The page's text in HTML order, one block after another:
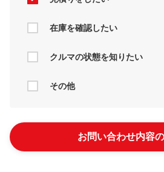
在庫を確認したい
クルマの状態を知りたい
その他
お問い合わせ内容